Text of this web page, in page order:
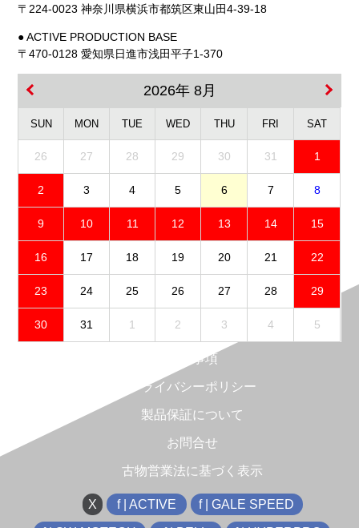
〒224-0023 神奈川県横浜市都筑区東山田4-39-18
● ACTIVE PRODUCTION BASE
〒470-0128 愛知県日進市浅田平子1-370
2026年 8月
SUN MON TUE WED THU FRI SAT
26 27 28 29 30 31 1
2 3 4 5 6 7 8
9 10 11 12 13 14 15
16 17 18 19 20 21 22
23 24 25 26 27 28 29
30 31 1 2 3 4 5
免責事項
プライバシーポリシー
製品保証について
お問合せ
古物営業法に基づく表示
X f | ACTIVE f | GALE SPEED